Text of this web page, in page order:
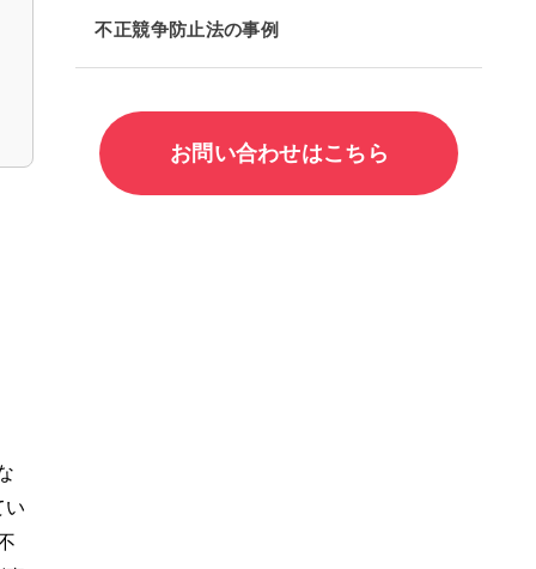
い
不正競争防止法の事例
お問い合わせはこちら